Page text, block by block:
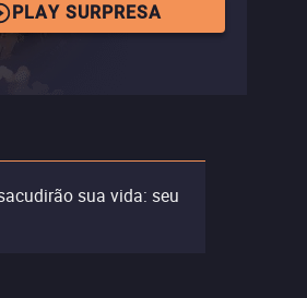
PLAY SURPRESA
sua vida: seu